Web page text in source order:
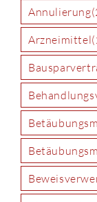
Annulierung
Arzneimittel